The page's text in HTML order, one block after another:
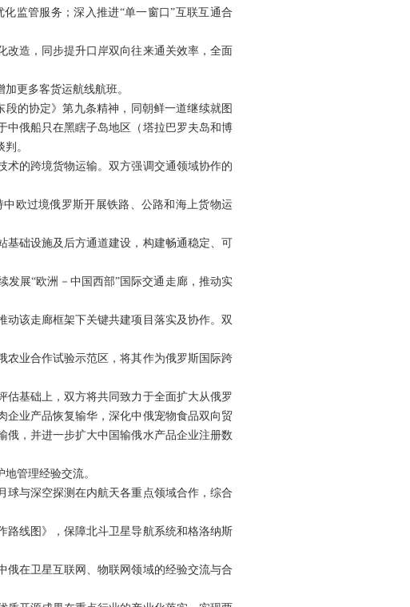
监管服务；深入推进“单一窗口”互联互通合
改造，同步提升口岸双向往来通关效率，全面
更多客货运航线航班。
的协定》第九条精神，同朝鲜一道继续就图
中俄船只在黑瞎子岛地区（塔拉巴罗夫岛和博
。
术的跨境货物运输。双方强调交通领域协作的
欧过境俄罗斯开展铁路、公路和海上货物运
基础设施及后方通道建设，构建畅通稳定、可
展“欧洲－中国西部”国际交通走廊，推动实
该走廊框架下关键共建项目落实及协作。双
农业合作试验示范区，将其作为俄罗斯国际跨
估基础上，双方将共同致力于全面扩大从俄罗
企业产品恢复输华，深化中俄宠物食品双向贸
俄，并进一步扩大中国输俄水产品企业注册数
管理经验交流。
球与深空探测在内航天各重点领域合作，综合
路线图》，保障北斗卫星导航系统和格洛纳斯
俄在卫星互联网、物联网领域的经验交流与合